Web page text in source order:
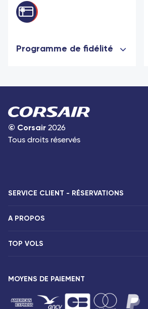
Programme de fidélité
© Corsair 2026
Tous droits réservés
SERVICE CLIENT - RÉSERVATIONS
F.A.Q et contacts
Destinations
A PROPOS
Présentation
Espace presse
Conditions tarifaires
TOP VOLS
Vols Paris Saint-Denis
MOYENS DE PAIEMENT